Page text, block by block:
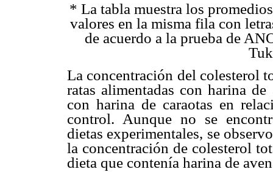
* La tabla muestra los
valores en la misma fila con
de acuerdo a la prueba de
La concentración del colesterol
ratas alimentadas con harina
con harina de caraotas en
control. Aunque no se
dietas experimentales, se
la concentración de colesterol
dieta que contenía harina de